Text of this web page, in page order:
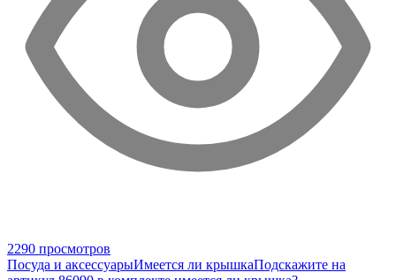
2290 просмотров
Посуда и аксессуарыИмеется ли крышкаПодскажите на